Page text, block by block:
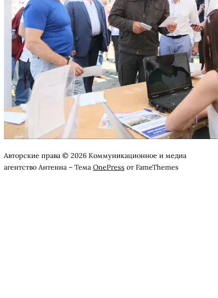
Авторские права © 2026 Коммуникационное и медиа
агентство Антенна – Тема OnePress от FameThemes